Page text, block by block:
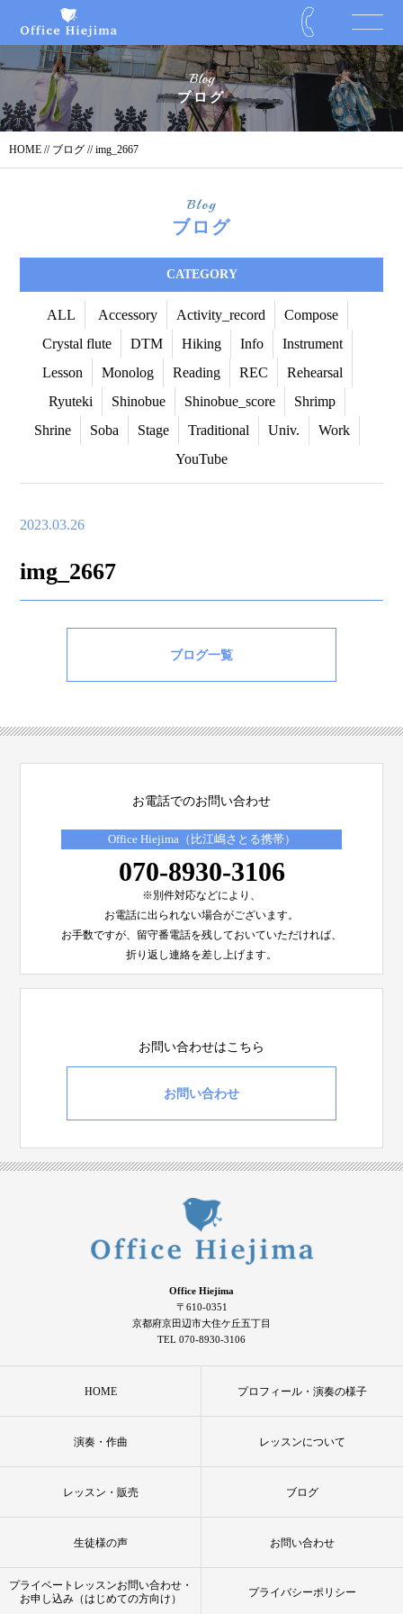
Blog
ブログ
HOME // ブログ // img_2667
Blog
ブログ
CATEGORY
ALL Accessory Activity_record
Compose
Crystal flute
DTM Hiking Info
Instrument
Lesson
Monolog Reading REC
Rehearsal
Ryuteki
Shinobue Shinobue_score
Shrimp
Shrine
Soba Stage Traditional Univ.
Work
YouTube
2023.03.26
img_2667
ブログ一覧
お電話でのお問い合わせ
Office Hiejima（比江嶋さとる携帯）
070-8930-3106
※別件対応などにより、
お電話に出られない場合がございます。
お手数ですが、留守番電話を残しておいていただければ、
折り返し連絡を差し上げます。
お問い合わせはこちら
お問い合わせ
Office Hiejima
〒610-0351
京都府京田辺市大住ケ丘五丁目
TEL 070-8930-3106
HOME プロフィール・演奏の様子
演奏・作曲 レッスンについて
レッスン・販売 ブログ
生徒様の声 お問い合わせ
プライベートレッスンお問い合わせ・
お申し込み（はじめての方向け）
プライバシーポリシー